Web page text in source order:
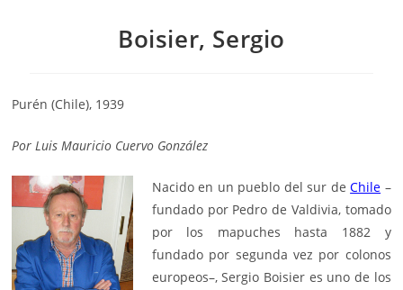
Boisier, Sergio
Purén (Chile), 1939
PorLuis Mauricio Cuervo González
Nacido en un pueblo del sur deChile –
fundado por Pedro de Valdivia, tomado
por los mapuches hasta 1882 y
fundado por segunda vez por colonos
europeos–, Sergio Boisier es uno de los